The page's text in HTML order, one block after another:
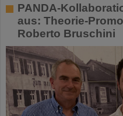
PANDA-
aus: Theorie-
Roberto Bruschini